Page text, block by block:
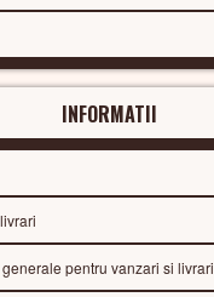
INFORMATII
pentru vanzari si livrari